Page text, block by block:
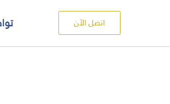
اتصل الآن